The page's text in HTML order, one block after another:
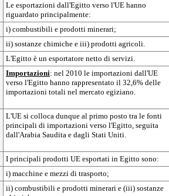
Le esportazioni dall'Egitto verso l'UE hanno
riguardato principalmente:
i) combustibili e prodotti minerari;
ii) sostanze chimiche e iii) prodotti agricoli.
L'Egitto è un esportatore netto di servizi.
Importazioni: nel 2010 le importazioni dall'UE
verso l'Egitto hanno rappresentato il 32,6% delle
importazioni totali nel mercato egiziano.
L'UE si colloca dunque al primo posto tra le fonti
principali di importazioni verso l'Egitto, seguita
dall'Arabia Saudita e dagli Stati Uniti.
I principali prodotti UE esportati in Egitto sono:
i) macchine e mezzi di trasporto;
ii) combustibili e prodotti minerari e (iii) sostanze